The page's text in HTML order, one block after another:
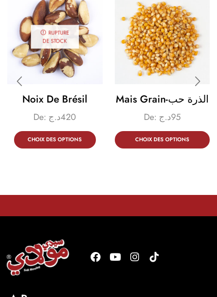
RUPTURE
DE STOCK
Noix De Brésil
De: 420د.ج
CHOIX DES OPTIONS
Mais Grain-الذرة حب
De: 95د.ج
CHOIX DES OPTIONS